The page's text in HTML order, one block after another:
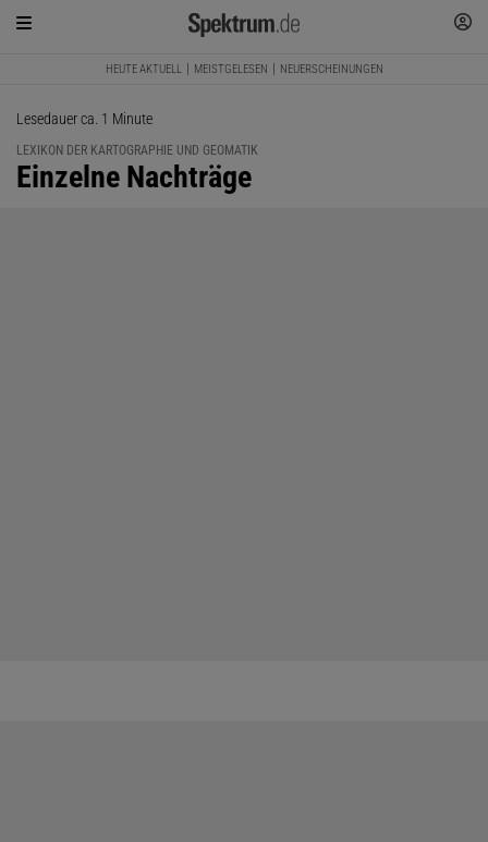
HEUTE AKTUELL MEISTGELESEN NEUERSCHEINUNGEN
Lesedauer ca. 1 Minute
LEXIKON DER KARTOGRAPHIE UND GEOMATIK
:
Einzelne Nachträge